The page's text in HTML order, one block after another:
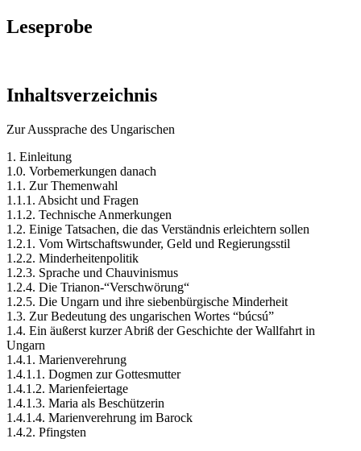
Leseprobe
Inhaltsverzeichnis
Zur Aussprache des Ungarischen
1. Einleitung
1.0. Vorbemerkungen danach
1.1. Zur Themenwahl
1.1.1. Absicht und Fragen
1.1.2. Technische Anmerkungen
1.2. Einige Tatsachen, die das Verständnis erleichtern sollen
1.2.1. Vom Wirtschaftswunder, Geld und Regierungsstil
1.2.2. Minderheitenpolitik
1.2.3. Sprache und Chauvinismus
1.2.4. Die Trianon-“Verschwörung“
1.2.5. Die Ungarn und ihre siebenbürgische Minderheit
1.3. Zur Bedeutung des ungarischen Wortes “búcsú”
1.4. Ein äußerst kurzer Abriß der Geschichte der Wallfahrt in
Ungarn
1.4.1. Marienverehrung
1.4.1.1. Dogmen zur Gottesmutter
1.4.1.2. Marienfeiertage
1.4.1.3. Maria als Beschützerin
1.4.1.4. Marienverehrung im Barock
1.4.2. Pfingsten